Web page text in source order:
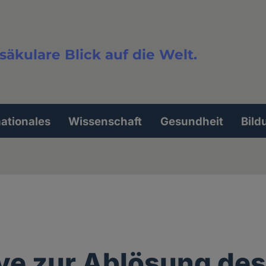
Blick auf die Welt.
Wissenschaft Gesundheit